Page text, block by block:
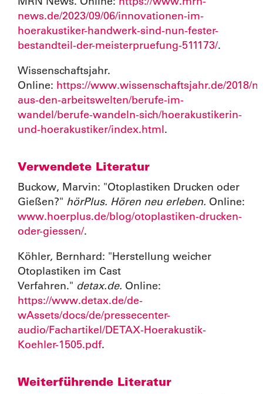
news.de/2023/09/06/innovationen-im-
hoerakustiker-handwerk-sind-nun-fester-
bestandteil-der-meisterpruefung-511173/.
Wissenschaftsjahr.
Online: https://www.wissenschaftsjahr.de/2018/
aus-den-arbeitswelten/berufe-im-
wandel/berufe-wandeln-sich/hoerakustikerin-
und-hoerakustiker/index.html.
Verwendete Literatur
Buckow, Marvin: "Otoplastiken Drucken oder
Gießen?" hörPlus. Hören neu erleben. Online:
www.hoerplus.de/blog/otoplastiken-drucken-
oder-giessen/.
Köhler, Bernhard: "Herstellung weicher
Otoplastiken im Cast
Verfahren." detax.de. Online:
https://www.detax.de/de-
wAssets/docs/de/pressecenter-
audio/Fachartikel/DETAX-Hoerakustik-
Koehler-1505.pdf.
Weiterführende Literatur